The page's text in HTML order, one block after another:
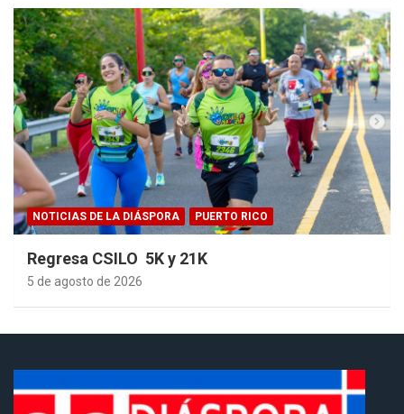
NOTICIAS DE LA DIÁSPORA PUERTO RICO
Regresa CSILO 5K y 21K
5 de agosto de 2026